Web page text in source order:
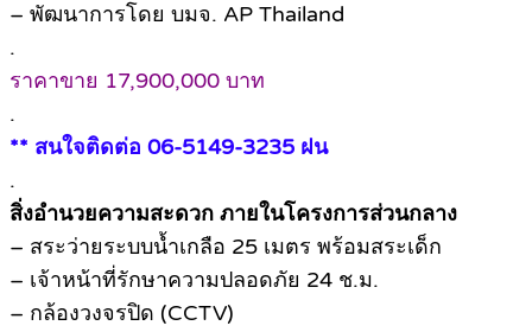
– พัฒนาการโดย บมจ. AP Thailand
.
ราคาขาย 17,900,000 บาท
.
** สนใจติดต่อ 06-5149-3235 ฝน
.
สิ่งอำนวยความสะดวก ภายในโครงการส่วนกลาง
– สระว่ายระบบน้ำเกลือ 25 เมตร พร้อมสระเด็ก
– เจ้าหน้าที่รักษาความปลอดภัย 24 ช.ม.
– กล้องวงจรปิด (CCTV)